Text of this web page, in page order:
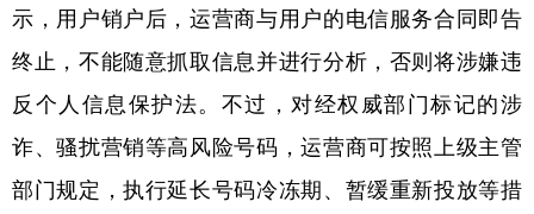
示，用户销户后，运营商与用户的电信服务合同即告
终止，不能随意抓取信息并进行分析，否则将涉嫌违
反个人信息保护法。不过，对经权威部门标记的涉
诈、骚扰营销等高风险号码，运营商可按照上级主管
部门规定，执行延长号码冷冻期、暂缓重新投放等措